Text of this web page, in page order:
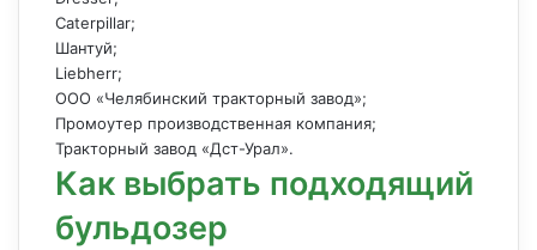
Caterpillar;
Шантуй;
Liebherr;
ООО «Челябинский тракторный завод»;
Промоутер производственная компания;
Тракторный завод «Дст-Урал».
Как выбрать подходящий
бульдозер